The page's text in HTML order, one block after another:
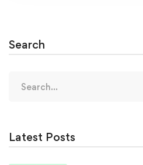
Search
for:
Latest Posts